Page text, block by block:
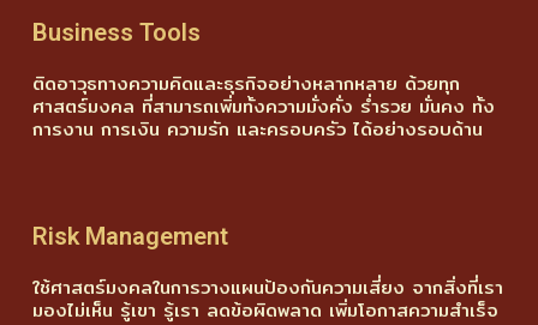
Business Tools
ติดอาวุธทางความคิดและธุรกิจอย่างหลากหลาย ด้วยทุก
ศาสตร์มงคล ที่สามารถเพิ่มทั้งความมั่งคั่ง ร่ำรวย มั่นคง ทั้ง
การงาน การเงิน ความรัก และครอบครัว ได้อย่างรอบด้าน
Risk Management
ใช้ศาสตร์มงคลในการวางแผนป้องกันความเสี่ยง จากสิ่งที่เรา
มองไม่เห็น รู้เขา รู้เรา ลดข้อผิดพลาด เพิ่มโอกาสความสำเร็จ